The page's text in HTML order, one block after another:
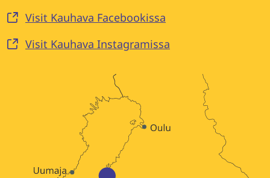
Visit Kauhava Facebookissa
Visit Kauhava Instagramissa